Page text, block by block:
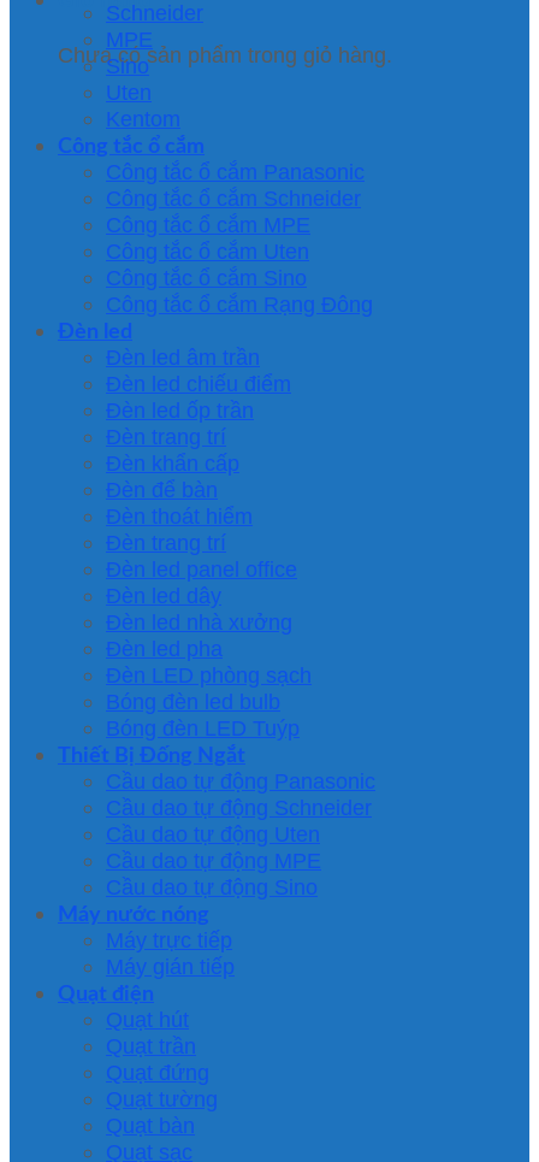
Chưa có sản phẩm trong giỏ hàng.
Schneider
MPE
Sino
Uten
Kentom
Công tắc ổ cắm
Công tắc ổ cắm Panasonic
Công tắc ổ cắm Schneider
Công tắc ổ cắm MPE
Công tắc ổ cắm Uten
Công tắc ổ cắm Sino
Công tắc ổ cắm Rạng Đông
Đèn led
Đèn led âm trần
Đèn led chiếu điểm
Đèn led ốp trần
Đèn trang trí
Đèn khẩn cấp
Đèn để bàn
Đèn thoát hiểm
Đèn trang trí
Đèn led panel office
Đèn led dây
Đèn led nhà xưởng
Đèn led pha
Đèn LED phòng sạch
Bóng đèn led bulb
Bóng đèn LED Tuýp
Thiết Bị Đống Ngắt
Cầu dao tự động Panasonic
Cầu dao tự động Schneider
Cầu dao tự động Uten
Cầu dao tự động MPE
Cầu dao tự động Sino
Máy nước nóng
Máy trực tiếp
Máy gián tiếp
Quạt điện
Quạt hút
Quạt trần
Quạt đứng
Quạt tường
Quạt bàn
Quạt sạc